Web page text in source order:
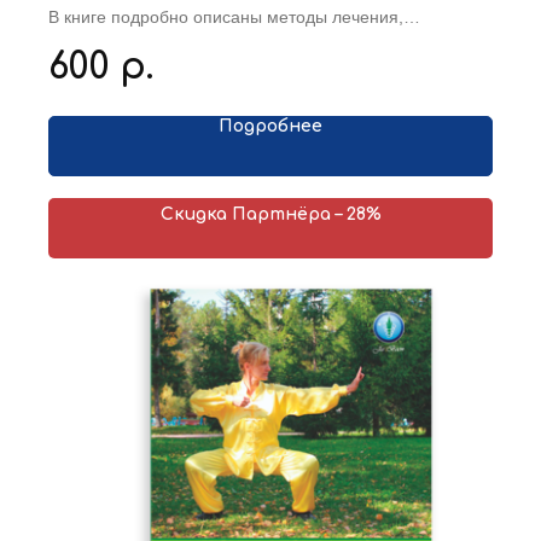
Г.
В книге подробно описаны методы лечения,
правила, по которым составляются рецепты в ТКМ.
Приведено около 300 рецептов ТКМ с подробным
а также определены показания и противопоказания
традиционной китайской медицины, так и с позиций
рассчитана на врачей широкого профиля, врачей-
интересующихся вопросами китайской медицины.
600 р.
Подробнее
Скидка Партнёра – 28%